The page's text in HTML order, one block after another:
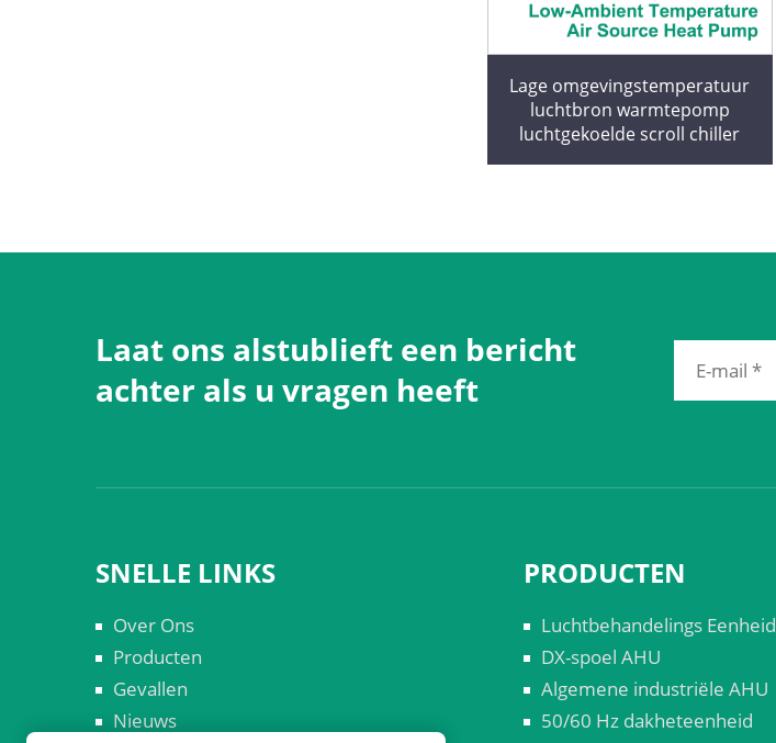
Lage omgevingstemperatuur
luchtbron warmtepomp
luchtgekoelde scroll chiller
Laat ons alstublieft een bericht
achter als u vragen heeft
SNELLE LINKS
Over Ons
Producten
Gevallen
Nieuws
PRODUCTEN
Luchtbehandelings Eenheid
DX-spoel AHU
Algemene industriële AHU
50/60 Hz dakheteenheid